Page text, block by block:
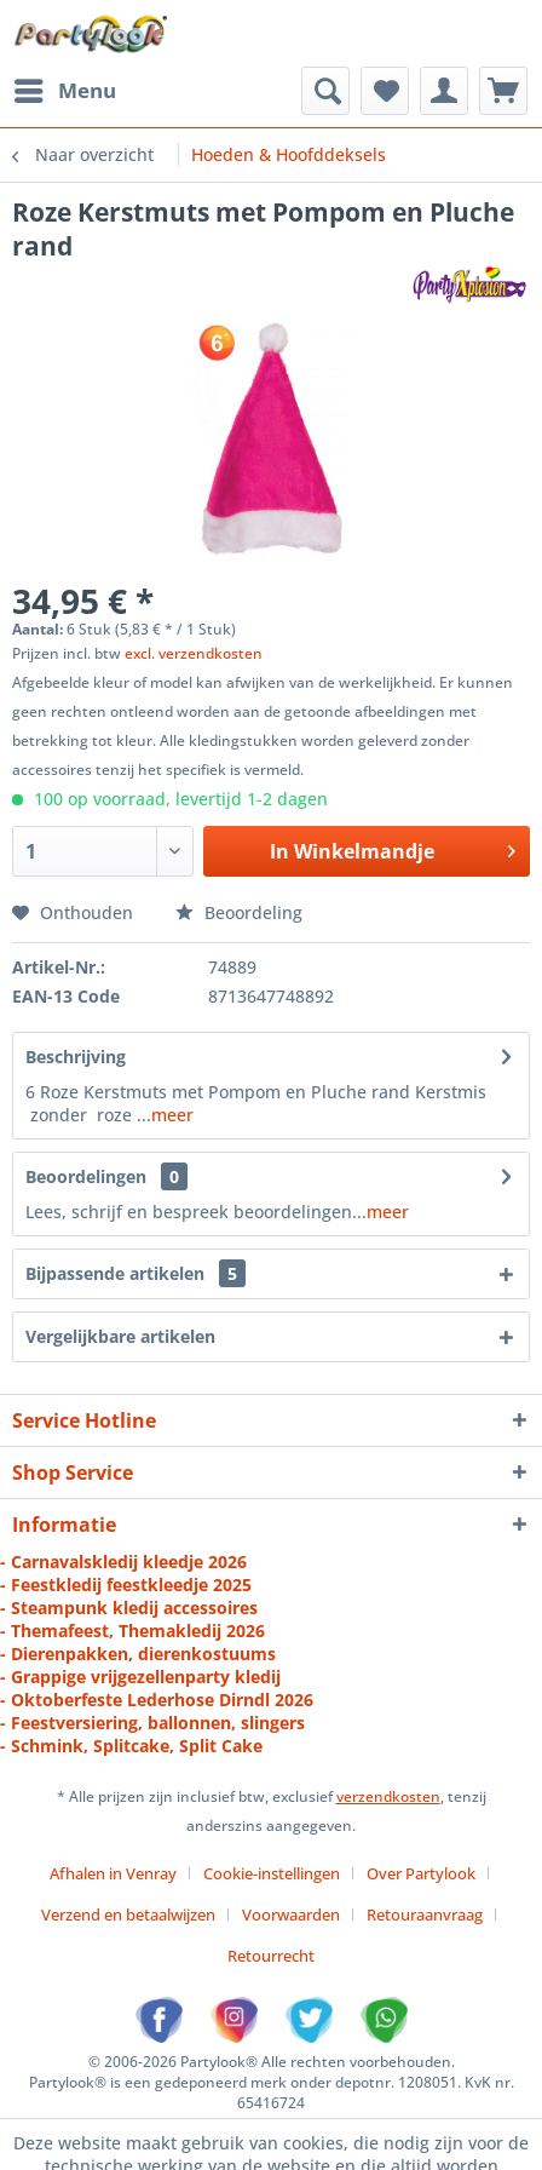
Menu
Naar overzicht Hoeden & Hoofddeksels
Roze Kerstmuts met Pompom en Pluche
rand
34,95 € *
Aantal:6 Stuk (5,83 € * / 1 Stuk)
Prijzen incl. btwexcl. verzendkosten
Afgebeelde kleur of model kan afwijken van de werkelijkheid. Er kunnen
geen rechten ontleend worden aan de getoonde afbeeldingen met
betrekking tot kleur. Alle kledingstukken worden geleverd zonder
accessoires tenzij het specifiek is vermeld.
100 op voorraad, levertijd 1-2 dagen
In Winkelmandje
Onthouden Beoordeling
Artikel-Nr.:
74889
EAN-13 Code
8713647748892
Beschrijving
6 Roze Kerstmuts met Pompom en Pluche rand Kerstmis
zonder roze ...meer
Beoordelingen
0
Lees, schrijf en bespreek beoordelingen...meer
Bijpassende artikelen 5
Vergelijkbare artikelen
Service Hotline
Shop Service
Informatie
- Carnavalskledij kleedje 2026
- Feestkledij feestkleedje 2025
- Steampunk kledij accessoires
- Themafeest, Themakledij 2026
- Dierenpakken, dierenkostuums
- Grappige vrijgezellenparty kledij
- Oktoberfeste Lederhose Dirndl 2026
- Feestversiering, ballonnen, slingers
- Schmink, Splitcake, Split Cake
* Alle prijzen zijn inclusief btw, exclusiefverzendkosten, tenzij
anderszins aangegeven.
Afhalen in Venray Cookie-instellingen
Over Partylook
Verzend en betaalwijzen
Voorwaarden
Retouraanvraag
Retourrecht
© 2006-2026 Partylook® Alle rechten voorbehouden.
Partylook® is een gedeponeerd merk onder depotnr. 1208051. KvK nr.
65416724
Deze website maakt gebruik van cookies, die nodig zijn voor de